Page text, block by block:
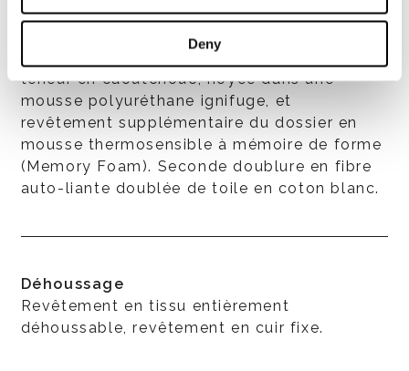
Deny
En métal avec sangles élastiques à haute
teneur en caoutchouc, noyée dans une
mousse polyuréthane ignifuge, et
revêtement supplémentaire du dossier en
mousse thermosensible à mémoire de forme
(Memory Foam). Seconde doublure en fibre
auto-liante doublée de toile en coton blanc.
Déhoussage
Revêtement en tissu entièrement
déhoussable, revêtement en cuir fixe.